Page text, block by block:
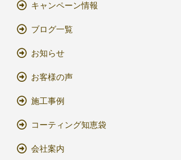
キャンペーン情報
ブログ一覧
お知らせ
お客様の声
施工事例
コーティング知恵袋
会社案内